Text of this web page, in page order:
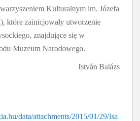
Kulturalnym im. Józefa
które zainicjowały utworzenie
znajdujące się w
Muzeum Narodowego.
István Balázs
data/attachments/2015/01/29/Isa